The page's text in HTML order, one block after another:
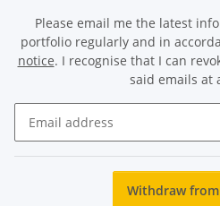
Please email me the latest
portfolio regularly and in
notice. I recognise that I can
said emails at
Withdraw